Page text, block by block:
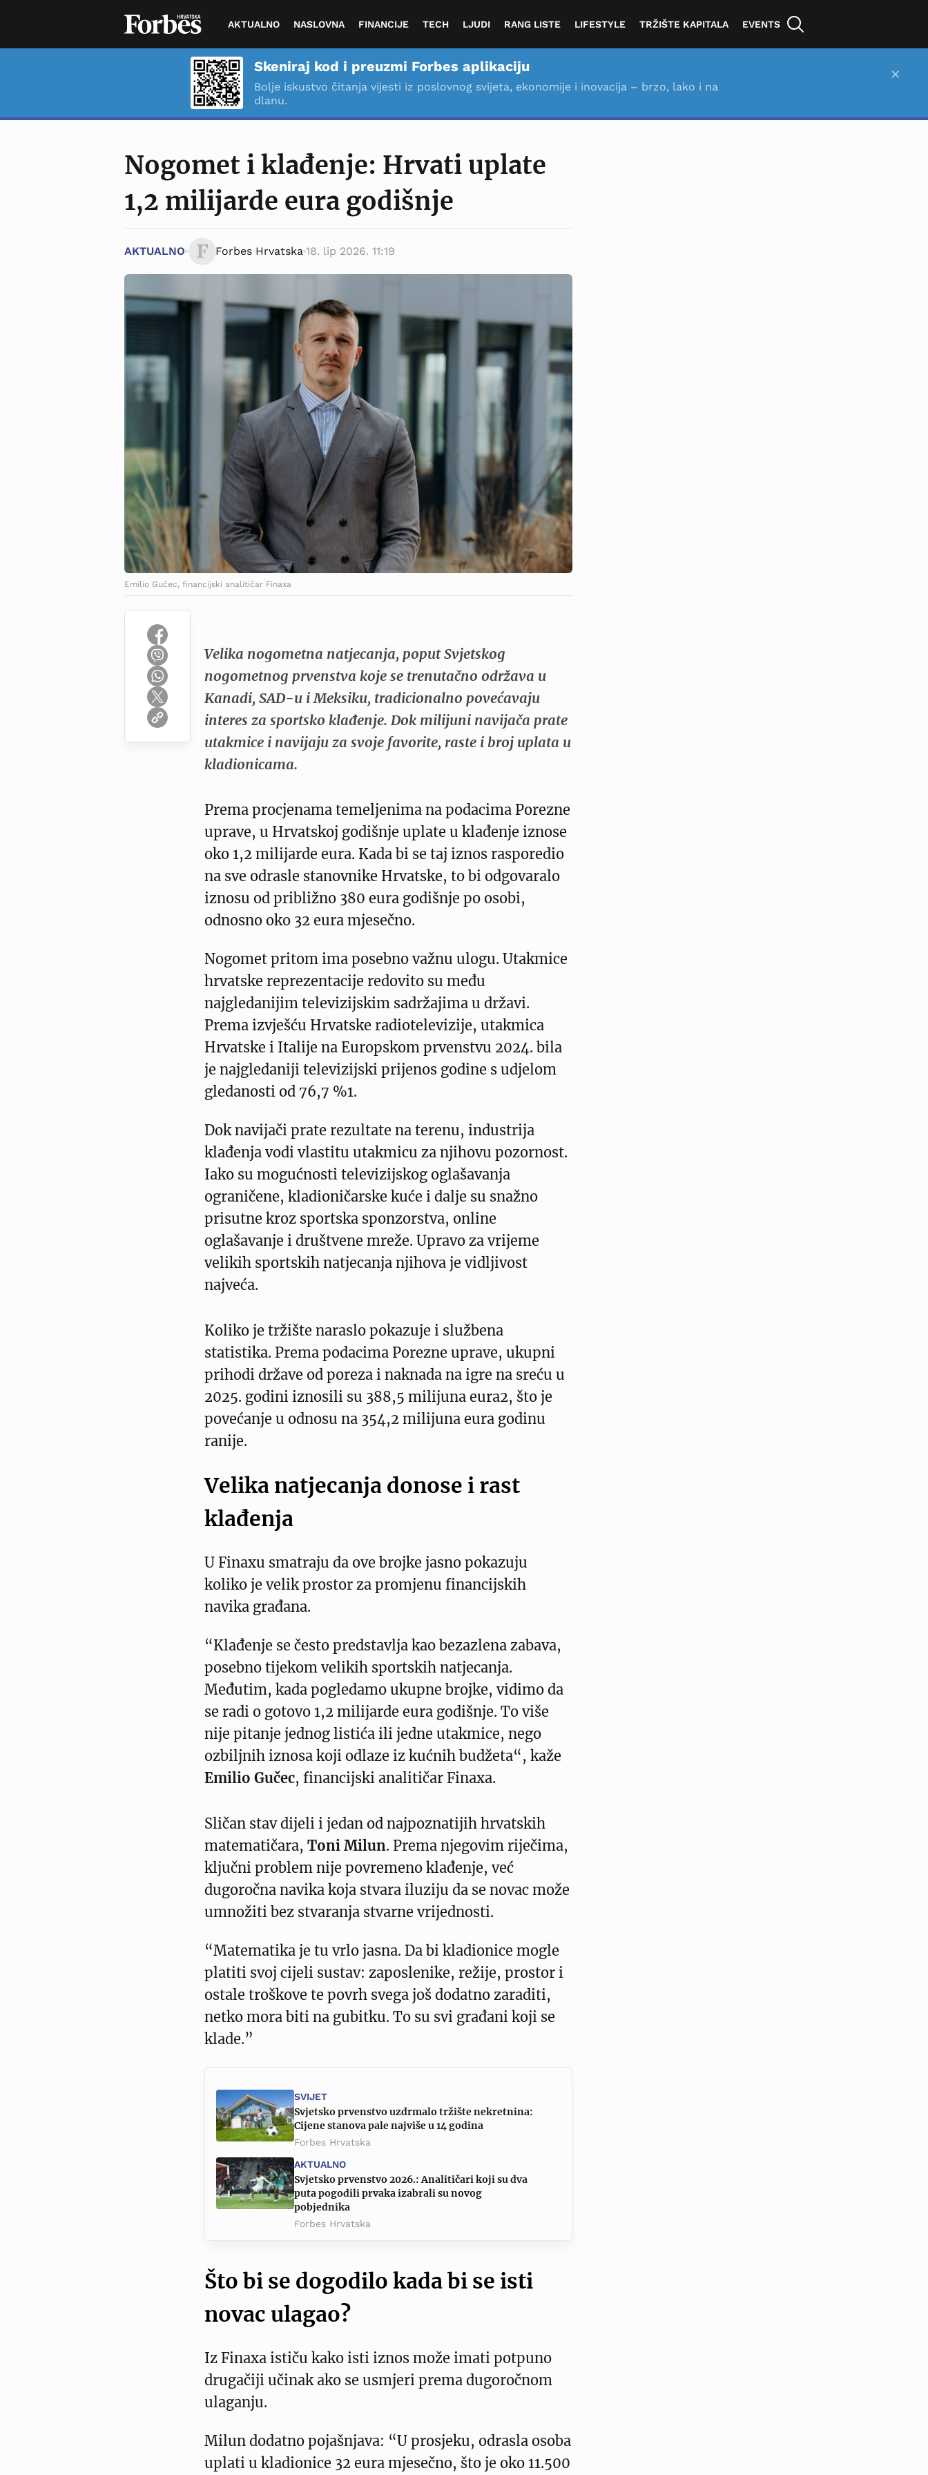
AKTUALNO NASLOVNA FINANCIJE TECH LJUDI RANG LISTE LIFESTYLE TRŽIŠTE KAPITALA EVENTS
Skeniraj kod i preuzmi Forbes aplikaciju
Bolje iskustvo čitanja vijesti iz poslovnog svijeta, ekonomije i inovacija – brzo, lako i na
dlanu.
×
Nogomet i klađenje: Hrvati uplate
1,2 milijarde eura godišnje
AKTUALNO Forbes Hrvatska 18. lip 2026. 11:19
Emilio Gučec, financijski analitičar Finaxa
Velika nogometna natjecanja, poput Svjetskog
nogometnog prvenstva koje se trenutačno održava u
Kanadi, SAD-u i Meksiku, tradicionalno povećavaju
interes za sportsko klađenje. Dok milijuni navijača prate
utakmice i navijaju za svoje favorite, raste i broj uplata u
kladionicama.
Prema procjenama temeljenima na podacima Porezne
uprave, u Hrvatskoj godišnje uplate u klađenje iznose
oko 1,2 milijarde eura. Kada bi se taj iznos rasporedio
na sve odrasle stanovnike Hrvatske, to bi odgovaralo
iznosu od približno 380 eura godišnje po osobi,
odnosno oko 32 eura mjesečno.
Nogomet pritom ima posebno važnu ulogu. Utakmice
hrvatske reprezentacije redovito su među
najgledanijim televizijskim sadržajima u državi.
Prema izvješću Hrvatske radiotelevizije, utakmica
Hrvatske i Italije na Europskom prvenstvu 2024. bila
je najgledaniji televizijski prijenos godine s udjelom
gledanosti od 76,7 %1.
Dok navijači prate rezultate na terenu, industrija
klađenja vodi vlastitu utakmicu za njihovu pozornost.
Iako su mogućnosti televizijskog oglašavanja
ograničene, kladioničarske kuće i dalje su snažno
prisutne kroz sportska sponzorstva, online
oglašavanje i društvene mreže. Upravo za vrijeme
velikih sportskih natjecanja njihova je vidljivost
najveća.
Koliko je tržište naraslo pokazuje i službena
statistika. Prema podacima Porezne uprave, ukupni
prihodi države od poreza i naknada na igre na sreću u
2025. godini iznosili su 388,5 milijuna eura2, što je
povećanje u odnosu na 354,2 milijuna eura godinu
ranije.
Velika natjecanja donose i rast
klađenja
U Finaxu smatraju da ove brojke jasno pokazuju
koliko je velik prostor za promjenu financijskih
navika građana.
“Klađenje se često predstavlja kao bezazlena zabava,
posebno tijekom velikih sportskih natjecanja.
Međutim, kada pogledamo ukupne brojke, vidimo da
se radi o gotovo 1,2 milijarde eura godišnje. To više
nije pitanje jednog listića ili jedne utakmice, nego
ozbiljnih iznosa koji odlaze iz kućnih budžeta“, kaže
Emilio Gučec, financijski analitičar Finaxa.
Sličan stav dijeli i jedan od najpoznatijih hrvatskih
matematičara, Toni Milun. Prema njegovim riječima,
ključni problem nije povremeno klađenje, već
dugoročna navika koja stvara iluziju da se novac može
umnožiti bez stvaranja stvarne vrijednosti.
“Matematika je tu vrlo jasna. Da bi kladionice mogle
platiti svoj cijeli sustav: zaposlenike, režije, prostor i
ostale troškove te povrh svega još dodatno zaraditi,
netko mora biti na gubitku. To su svi građani koji se
klade.”
SVIJET
Svjetsko prvenstvo uzdrmalo tržište nekretnina:
Cijene stanova pale najviše u 14 godina
Forbes Hrvatska
AKTUALNO
Svjetsko prvenstvo 2026.: Analitičari koji su dva
puta pogodili prvaka izabrali su novog
pobjednika
Forbes Hrvatska
Što bi se dogodilo kada bi se isti
novac ulagao?
Iz Finaxa ističu kako isti iznos može imati potpuno
drugačiji učinak ako se usmjeri prema dugoročnom
ulaganju.
Milun dodatno pojašnjava: “U prosjeku, odrasla osoba
uplati u kladionice 32 eura mjesečno, što je oko 11.500